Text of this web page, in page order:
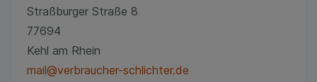
Straßburger Straße 8
77694
Kehl am Rhein
mail@verbraucher-schlichter.de